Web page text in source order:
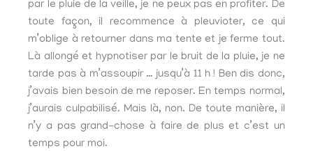
par le pluie de la veille, je ne peux pas en profiter. De
toute façon, il recommence à pleuvioter, ce qui
m’oblige à retourner dans ma tente et je ferme tout.
Là allongé et hypnotiser par le bruit de la pluie, je ne
tarde pas à m’assoupir … jusqu’à 11 h ! Ben dis donc,
j’avais bien besoin de me reposer. En temps normal,
j’aurais culpabilisé. Mais là, non. De toute manière, il
n’y a pas grand-chose à faire de plus et c’est un
temps pour moi.